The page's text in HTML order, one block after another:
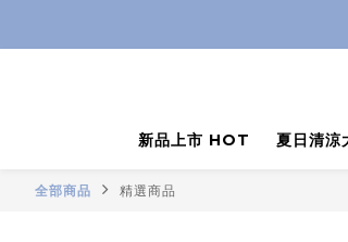
新品上市 HOT
夏日清涼
全部商品 精選商品